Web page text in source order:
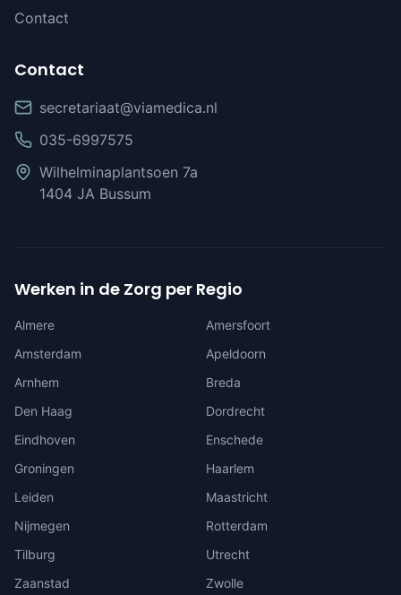
Contact
Contact
secretariaat@viamedica.nl
035-6997575
Wilhelminaplantsoen 7a
1404 JA Bussum
Werken in de Zorg per Regio
Almere
Amersfoort
Amsterdam
Apeldoorn
Arnhem
Breda
Den Haag
Dordrecht
Eindhoven
Enschede
Groningen
Haarlem
Leiden
Maastricht
Nijmegen
Rotterdam
Tilburg
Utrecht
Zaanstad
Zwolle